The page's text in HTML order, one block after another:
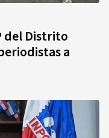
del Distrito
a